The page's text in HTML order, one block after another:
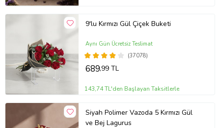
9'lu Kırmızı Gül Çiçek Buketi
(37078)
Aynı Gün Ücretsiz Teslimat
689,99 TL
143,74 TL'den Başlayan Taksitlerle
Siyah Polimer Vazoda 5 Kırmızı Gül
ve Bej Lagurus